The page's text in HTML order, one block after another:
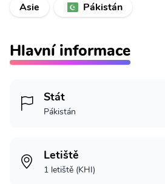
Asie
Pákistán
Hlavní informace
Stát
Pákistán
Letiště
1 letiště (KHI)